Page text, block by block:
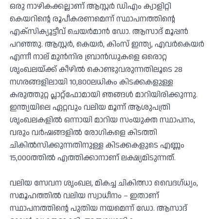
ഒരു നാഴികക്കല്ലാണ് ആസ്റ്റർ ഡിഎം ക്വാളിറ്റി
കെയറിന്റെ രൂപീകരണമെന്ന് സ്ഥാപനത്തിന്റെ
എക്സിക്യൂട്ടീവ് ചെയർമാൻ ഡോ. ആസാദ് മൂപ്പൻ
പറഞ്ഞു. ആസ്റ്റർ, കെയർ, കിംസ് ഇന്ത്യ, എവർകെയർ
എന്നീ നാല് മുൻനിര ബ്രാൻഡുകളെ ഒരൊറ്റ
ശൃംഖലയ്ക്ക് കീഴിൽ കൊണ്ടുവരുന്നതിലൂടെ 28
നഗരങ്ങളിലായി 10,800ലധികം കിടക്കകളുള്ള
കരുത്തുറ്റ പ്ലാറ്റ്‌ഫോമായി ഞങ്ങൾ മാറിയിരിക്കുന്നു.
ഇന്ത്യയിലെ ഏറ്റവും വലിയ മൂന്ന് ആശുപത്രി
ശൃംഖലകളിൽ ഒന്നായി മാറിയ സംയുക്ത സ്ഥാപനം,
വരും വർഷങ്ങളിൽ രോഗികളെ കിടത്തി
ചികിൽസിക്കുന്നതിനുള്ള കിടക്കകളുടെ എണ്ണം
15,000ത്തിൽ എത്തിക്കാനാണ് ലക്ഷ്യമിടുന്നത്.
വലിയ സേവന ശൃംഖല, മികച്ച ചികിത്സാ വൈദഗ്ധ്യം,
സമൂഹത്തിൽ വലിയ സ്വാധീനം – ഇതാണ്
സ്ഥാപനത്തിന്റെ പുതിയ നയമെന്ന് ഡോ. ആസാദ്